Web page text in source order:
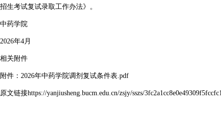
招生考试复试录取工作办法》。
中药学院
2026年4月
相关附件
附件：2026年中药学院调剂复试条件表.pdf
原文链接https://yanjiusheng.bucm.edu.cn/zsjy/sszs/